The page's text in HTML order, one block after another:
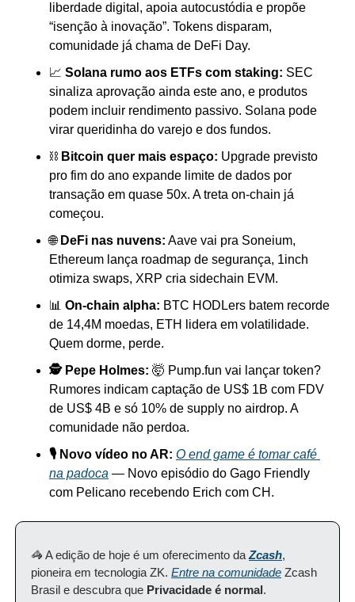
liberdade digital, apoia autocustódia e propõe
“isenção à inovação”. Tokens disparam,
comunidade já chama de DeFi Day.
📈 Solana rumo aos ETFs com staking: SEC
sinaliza aprovação ainda este ano, e produtos
podem incluir rendimento passivo. Solana pode
virar queridinha do varejo e dos fundos.
⛓️ Bitcoin quer mais espaço: Upgrade previsto
pro fim do ano expande limite de dados por
transação em quase 50x. A treta on-chain já
começou.
🌐 DeFi nas nuvens: Aave vai pra Soneium,
Ethereum lança roadmap de segurança, 1inch
otimiza swaps, XRP cria sidechain EVM.
📊 On-chain alpha: BTC HODLers batem recorde
de 14,4M moedas, ETH lidera em volatilidade.
Quem dorme, perde.
🕵️ Pepe Holmes: 🤯 Pump.fun vai lançar token?
Rumores indicam captação de US$ 1B com FDV
de US$ 4B e só 10% de supply no airdrop. A
comunidade não perdoa.
🎙️ Novo vídeo no AR: O end game é tomar café
na padoca — Novo episódio do Gago Friendly
com Pelicano recebendo Erich com CH.
🦓 A edição de hoje é um oferecimento da Zcash,
pioneira em tecnologia ZK. Entre na comunidade Zcash
Brasil e descubra que Privacidade é normal.